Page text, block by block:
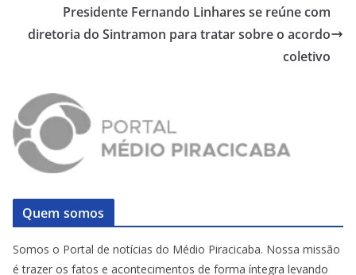
Presidente Fernando Linhares se reúne com
diretoria do Sintramon para tratar sobre o acordo
coletivo
Quem somos
Somos o Portal de notícias do Médio Piracicaba. Nossa missão
é trazer os fatos e acontecimentos de forma íntegra levando